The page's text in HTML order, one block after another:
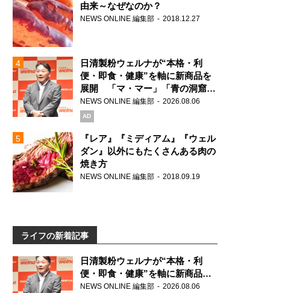
由来～なぜなのか？
NEWS ONLINE 編集部 2018.12.27
日清製粉ウェルナが“本格・利
便・即食・健康”を軸に新商品を
展開 「マ・マー」「青の洞窟」
ブランドを強化
NEWS ONLINE 編集部 2026.08.06
『レア』『ミディアム』『ウェル
ダン』以外にもたくさんある肉の
焼き方
NEWS ONLINE 編集部 2018.09.19
ライフの新着記事
日清製粉ウェルナが“本格・利
便・即食・健康”を軸に新商品を
展開 「マ・マー」「青の洞窟」
NEWS ONLINE 編集部 2026.08.06